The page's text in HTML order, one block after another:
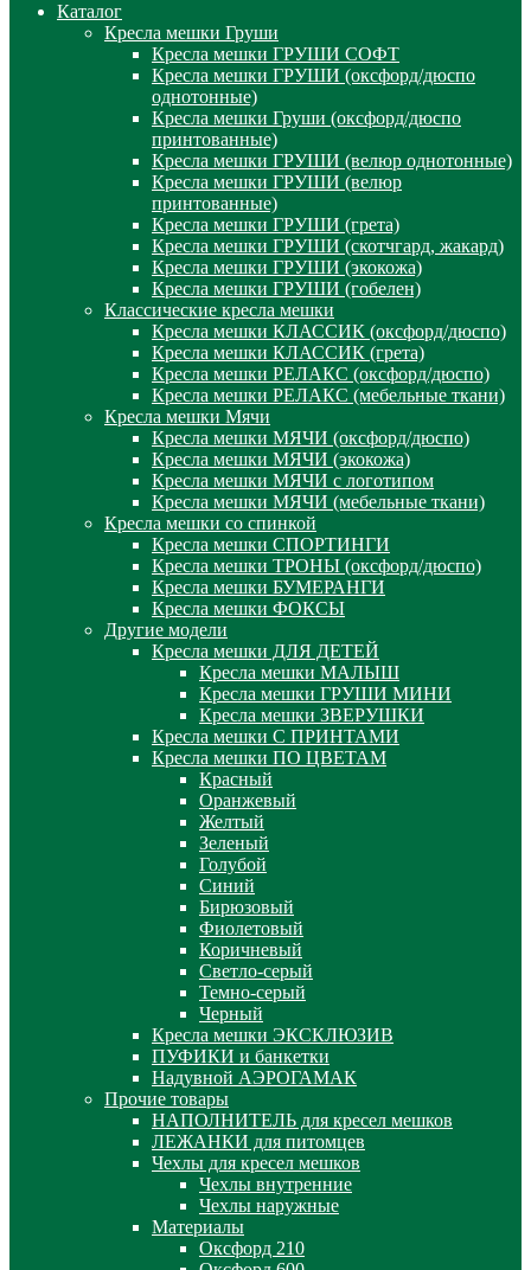
Каталог
Кресла мешки Груши
Кресла мешки ГРУШИ СОФТ
Кресла мешки ГРУШИ (оксфорд/дюспо
однотонные)
Кресла мешки Груши (оксфорд/дюспо
принтованные)
Кресла мешки ГРУШИ (велюр однотонные)
Кресла мешки ГРУШИ (велюр
принтованные)
Кресла мешки ГРУШИ (грета)
Кресла мешки ГРУШИ (скотчгард, жакард)
Кресла мешки ГРУШИ (экокожа)
Кресла мешки ГРУШИ (гобелен)
Классические кресла мешки
Кресла мешки КЛАССИК (оксфорд/дюспо)
Кресла мешки КЛАССИК (грета)
Креслa мешки РЕЛАКС (оксфорд/дюспо)
Креслa мешки РЕЛАКС (мебельные ткани)
Кресла мешки Мячи
Кресла мешки МЯЧИ (оксфорд/дюспо)
Кресла мешки МЯЧИ (экокожа)
Кресла мешки МЯЧИ с логотипом
Кресла мешки МЯЧИ (мебельные ткани)
Кресла мешки со спинкой
Кресла мешки СПОРТИНГИ
Кресла мешки ТРОНЫ (оксфорд/дюспо)
Кресла мешки БУМЕРАНГИ
Кресла мешки ФОКСЫ
Другие модели
Кресла мешки ДЛЯ ДЕТЕЙ
Кресла мешки МАЛЫШ
Кресла мешки ГРУШИ МИНИ
Кресла мешки ЗВЕРУШКИ
Кресла мешки С ПРИНТАМИ
Кресла мешки ПО ЦВЕТАМ
Красный
Оранжевый
Желтый
Зеленый
Голубой
Синий
Бирюзовый
Фиолетовый
Коричневый
Светло-серый
Темно-серый
Черный
Кресла мешки ЭКСКЛЮЗИВ
ПУФИКИ и банкетки
Надувной АЭРОГАМАК
Прочие товары
НАПОЛНИТЕЛЬ для кресел мешков
ЛЕЖАНКИ для питомцев
Чехлы для кресел мешков
Чехлы внутренние
Чехлы наружные
Материалы
Оксфорд 210